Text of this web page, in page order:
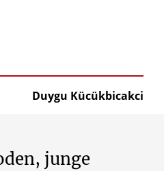
Duygu Kücükbicakci
junge